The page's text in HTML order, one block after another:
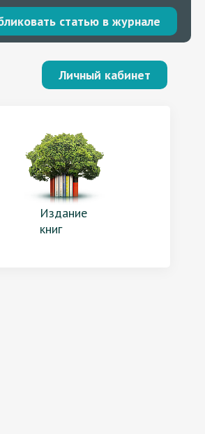
статью в журнале
Личный кабинет
Издание
книг